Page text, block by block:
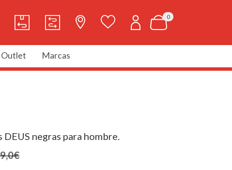
0
Outlet Marcas
DEUS negras para hombre.